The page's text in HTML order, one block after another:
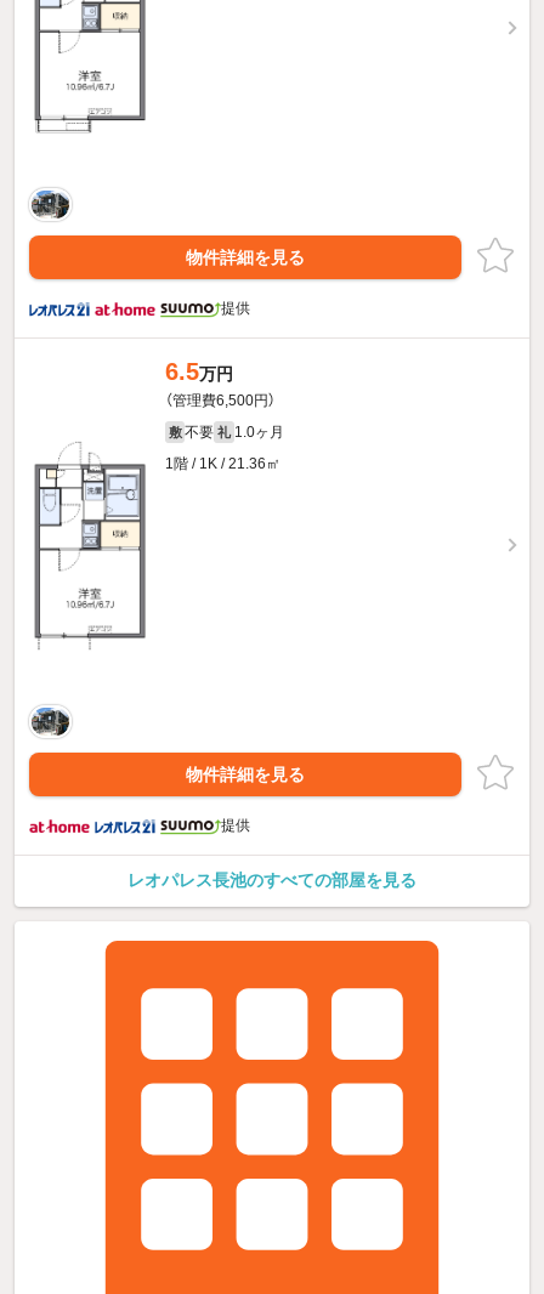
物件詳細を見る
提供
6.5万円
（管理費6,500円）
敷 不要 礼 1.0ヶ月
1階 / 1K / 21.36㎡
物件詳細を見る
提供
レオパレス長池のすべての部屋を見る